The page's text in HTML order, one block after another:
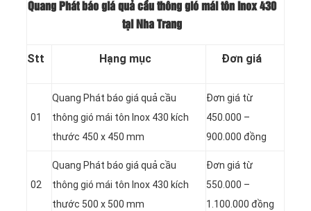
Quang Phát báo giá quả cầu thông gió mái tôn Inox 430
tại Nha Trang
Stt Hạng mục Đơn giá
01
Quang Phát báo giá quả cầu
thông gió mái tôn Inox 430 kích
thước 450 x 450 mm
Đơn giá từ
450.000 –
900.000 đồng
02
Quang Phát báo giá quả cầu
thông gió mái tôn Inox 430 kích
thước 500 x 500 mm
Đơn giá từ
550.000 –
1.100.000 đồng